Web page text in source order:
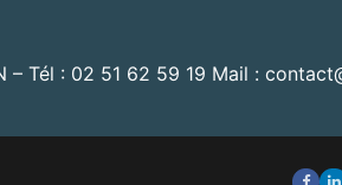
– Tél : 02 51 62 59 19 Mail :